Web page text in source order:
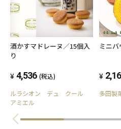
酒かすマドレーヌ／15個入
り
4,536 (税込)
ルラシオン デュ クール
アミエル
ミニバ
多田製